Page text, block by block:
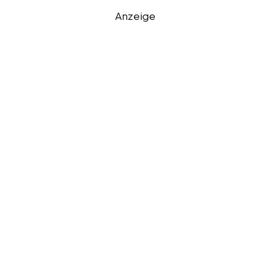
Anzeige